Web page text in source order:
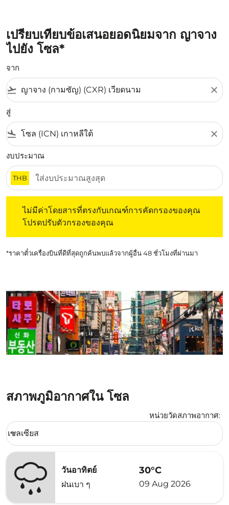
เปรียบเทียบข้อเสนอยอดนิยมจาก ญาจาง
ไปยัง โซล*
จาก
flight_takeoff close
สู่
flight_land close
งบประมาณ
THB
ไม่มีค่าโดยสารที่ตรงกับเกณฑ์การคัดกรองของคุณ
โปรดปรับตัวกรองของคุณ
*ราคาตั๋วเครื่องบินที่ดีที่สุดถูกค้นพบแล้วจากผู้อื่น 48 ชั่วโมงที่ผ่านมา
สภาพภูมิอากาศใน โซล
หน่วยวัดสภาพอากาศ:
Weather unit option เซลเซียส Selected
เซลเซียส
keyboard_arrow_down
วันอาทิตย์
ฝนเบา ๆ
30°C
09 Aug 2026